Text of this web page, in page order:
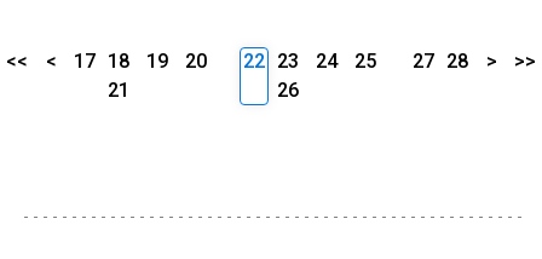
<< < 17 18 19
20
21
22 23 24
25
26
27 28 > >>